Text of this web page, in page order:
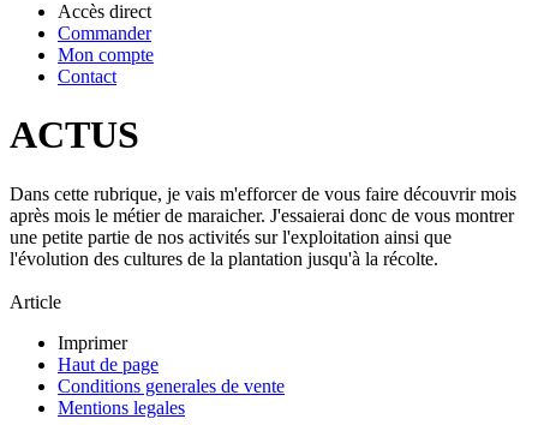
Accès direct
Commander
Mon compte
Contact
ACTUS
Dans cette rubrique, je vais m'efforcer de vous faire découvrir mois
après mois le métier de maraicher. J'essaierai donc de vous montrer
une petite partie de nos activités sur l'exploitation ainsi que
l'évolution des cultures de la plantation jusqu'à la récolte.
Article
Imprimer
Haut de page
Conditions generales de vente
Mentions legales